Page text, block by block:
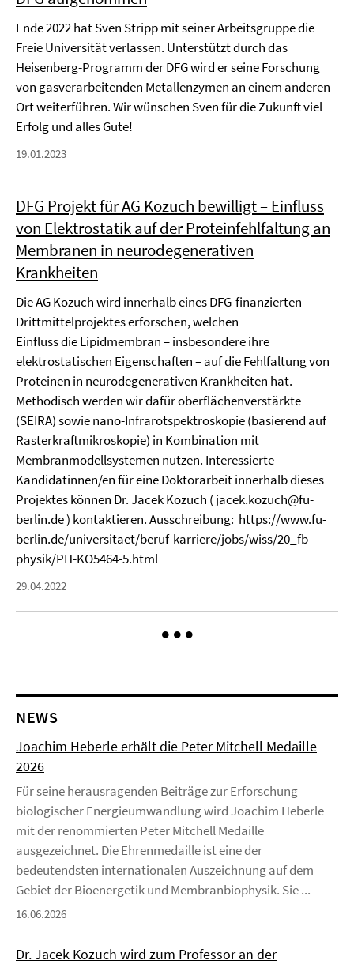
Ende 2022 hat Sven Stripp mit seiner Arbeitsgruppe die
Freie Universität verlassen. Unterstützt durch das
Heisenberg-Programm der DFG wird er seine Forschung
von gasverarbeitenden Metallenzymen an einem anderen
Ort weiterführen. Wir wünschen Sven für die Zukunft viel
Erfolg und alles Gute!
19.01.2023
DFG Projekt für AG Kozuch bewilligt – Einfluss
von Elektrostatik auf der Proteinfehlfaltung an
Membranen in neurodegenerativen
Krankheiten
Die AG Kozuch wird innerhalb eines DFG-finanzierten
Drittmittelprojektes erforschen, welchen
Einfluss die Lipidmembran – insbesondere ihre
elektrostatischen Eigenschaften – auf die Fehlfaltung von
Proteinen in neurodegenerativen Krankheiten hat.
Methodisch werden wir dafür oberflächenverstärkte
(SEIRA) sowie nano-Infrarotspektroskopie (basierend auf
Rasterkraftmikroskopie) in Kombination mit
Membranmodellsystemen nutzen. Interessierte
Kandidatinnen/en für eine Doktorarbeit innerhalb dieses
Projektes können Dr. Jacek Kozuch ( jacek.kozuch@fu-
berlin.de ) kontaktieren. Ausschreibung: https://www.fu-
berlin.de/universitaet/beruf-karriere/jobs/wiss/20_fb-
physik/PH-KO5464-5.html
29.04.2022
NEWS
Joachim Heberle erhält die Peter Mitchell Medaille
2026
Für seine herausragenden Beiträge zur Erforschung
biologischer Energieumwandlung wird Joachim Heberle
mit der renommierten Peter Mitchell Medaille
ausgezeichnet. Die Ehrenmedaille ist eine der
bedeutendsten internationalen Auszeichnung auf dem
Gebiet der Bioenergetik und Membranbiophysik. Sie ...
16.06.2026
Dr. Jacek Kozuch wird zum Professor an der